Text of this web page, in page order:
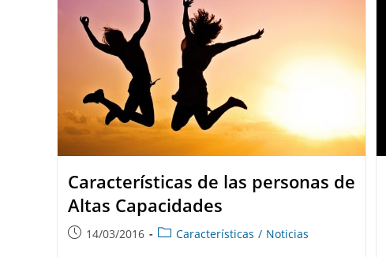
Características de las personas de
Altas Capacidades
14/03/2016 Características / Noticias